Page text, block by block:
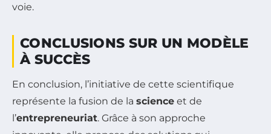
voie.
CONCLUSIONS SUR UN MODÈLE
À SUCCÈS
En conclusion, l’initiative de cette scientifique
représente la fusion de la science et de
l’entrepreneuriat. Grâce à son approche